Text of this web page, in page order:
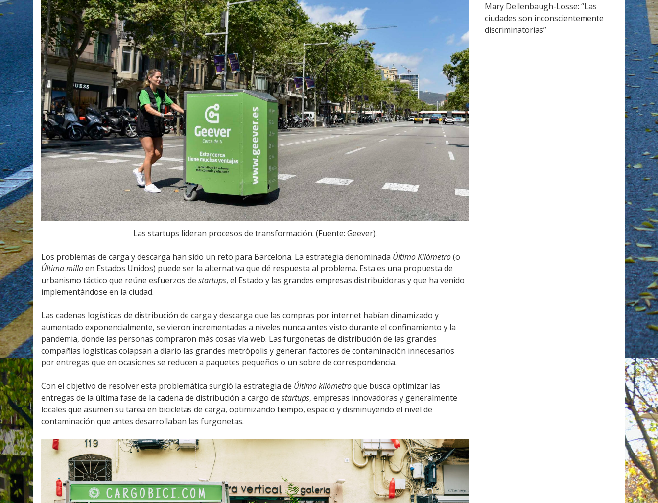
Las startups lideran procesos de transformación. (Fuente: Geever).
Los problemas de carga y descarga han sido un reto para Barcelona. La estrategia denominada Último Kilómetro(o
Última millaen Estados Unidos) puede ser la alternativa que dé respuesta al problema. Esta es una propuesta de
urbanismo táctico que reúne esfuerzos destartups, el Estado y las grandes empresas distribuidoras y que ha venido
implementándose en la ciudad.
Las cadenas logísticas de distribución de carga y descarga que las compras por internet habían dinamizado y
aumentado exponencialmente, se vieron incrementadas a niveles nunca antes visto durante el confinamiento y la
pandemia, donde las personas compraron más cosas vía web. Las furgonetas de distribución de las grandes
compañías logísticas colapsan a diario las grandes metrópolis y generan factores de contaminación innecesarios
por entregas que en ocasiones se reducen a paquetes pequeños o un sobre de correspondencia.
Con el objetivo de resolver esta problemática surgió la estrategia de Último kilómetroque busca optimizar las
entregas de la última fase de la cadena de distribución a cargo destartups, empresas innovadoras y generalmente
locales que asumen su tarea en bicicletas de carga, optimizando tiempo, espacio y disminuyendo el nivel de
contaminación que antes desarrollaban las furgonetas.
Mary Dellenbaugh-Losse: “Las
ciudades son inconscientemente
discriminatorias”